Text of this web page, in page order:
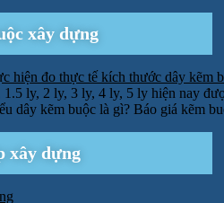
xây dựng
ly, 2 ly, 3 ly, 4 ly, 5 ly hiện nay
dây kẽm buộc là gì? Báo giá kẽm
xây dựng